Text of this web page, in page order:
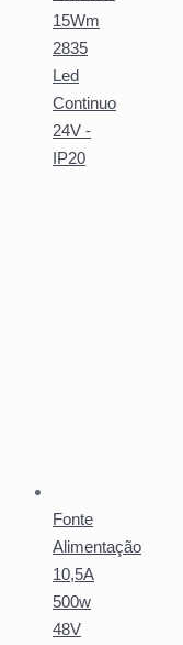
15Wm
2835
Led
Continuo
24V -
IP20
Fonte
Alimentação
10,5A
500w
48V